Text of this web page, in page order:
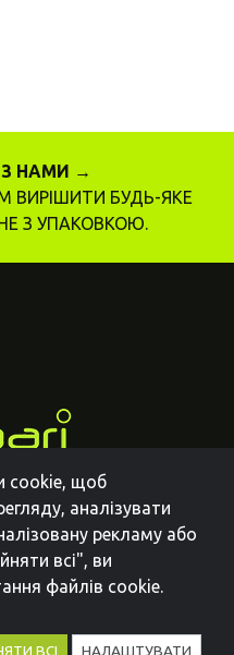
З НАМИ →
БУДЬ-ЯКЕ
З УПАКОВКОЮ.
cookie, щоб
аналізувати
рекламу або
всі", ви
файлів cookie.
ВСІ НАЛАШТУВАТИ